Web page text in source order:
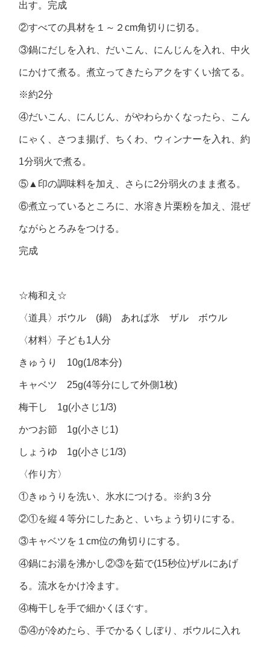
出す。完成
②すべての具材を１～２cm角切りに切る。
③鍋にだしを入れ、だいこん、にんじんを入れ、中火
にかけて煮る。煮立ってきたらアクをすくい捨てる。
※約2分
④だいこん、にんじん、がやわらかくなったら、こん
にゃく、さつま揚げ、ちくわ、ウィンナーを入れ、約
1分弱火で煮る。
⑤▲印の調味料を加え、さらに2分弱火のまま煮る。
⑥煮立っているところに、水溶き片栗粉を加え、混ぜ
ながらとろみをつける。
完成
☆梅和え☆
〈道具〉ボウル (鍋) あれば氷 ザル ボウル
〈材料〉子ども1人分
きゅうり 10g(1/8本分)
キャベツ 25g(4等分にして外側1枚)
梅干し 1g(小さじ1/3)
かつお節 1g(小さじ1)
しょうゆ 1g(小さじ1/3)
〈作り方〉
①きゅうりを洗い、氷水につける。※約３分
②①を縦４等分にしたあと、いちょう切りにする。
③キャベツを１cm位の角切りにする。
④鍋にお湯を沸かし②③を茹で(15秒位)ザルにあげ
る。流水をかけ冷ます。
④梅干しを手で細かくほぐす。
⑤④が冷めたら、手でかるくしぼり、ボウルに入れ